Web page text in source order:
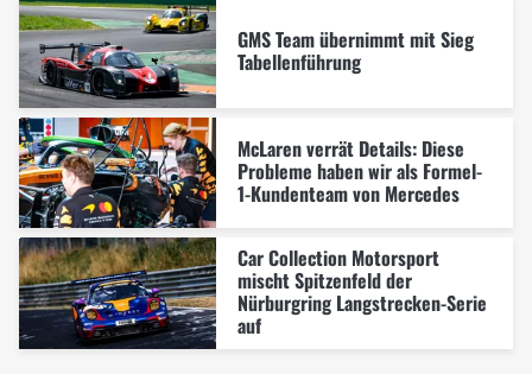
GMS Team übernimmt mit Sieg
Tabellenführung
McLaren verrät Details: Diese
Probleme haben wir als Formel-
1-Kundenteam von Mercedes
Car Collection Motorsport
mischt Spitzenfeld der
Nürburgring Langstrecken-Serie
auf